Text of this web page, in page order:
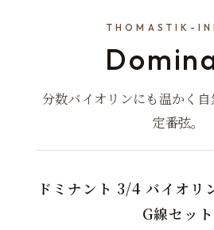
THOMASTIK-
分数バイオリンにも温かく
定番弦。
ドミナント 3/4 バイオリ
G線セット